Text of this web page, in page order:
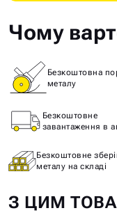
Чому
Безкоштовна
металу
Безкоштовне
завантаження в
Безкоштовне
металу на складі
З ЦИМ